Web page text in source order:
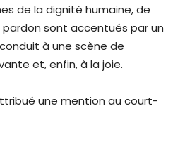
de la dignité humaine, de
pardon sont accentués par un
à une scène de
et, enfin, à la joie.
une mention au court-